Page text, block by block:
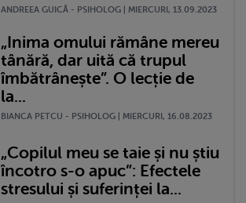
ANDREEA GUICĂ - PSIHOLOG | MIERCURI, 13.09.2023
„Inima omului rămâne mereu
tânără, dar uită că trupul
îmbătrânește”. O lecție de
la...
BIANCA PETCU - PSIHOLOG | MIERCURI, 16.08.2023
„Copilul meu se taie și nu știu
încotro s-o apuc”: Efectele
stresului și suferinței la...